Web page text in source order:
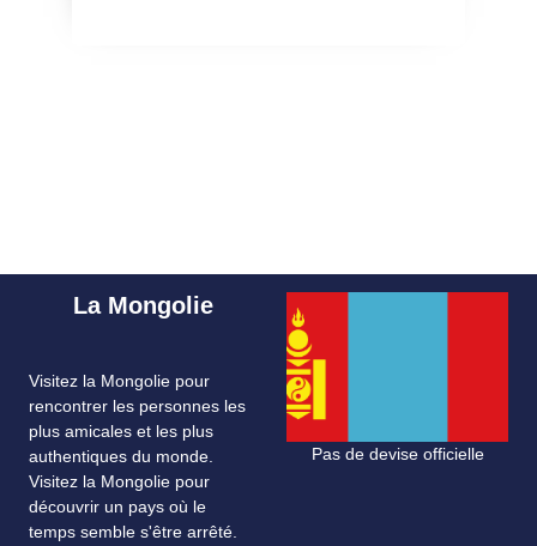
La Mongolie
Visitez la Mongolie pour
rencontrer les personnes les
plus amicales et les plus
authentiques du monde.
Visitez la Mongolie pour
découvrir un pays où le
temps semble s'être arrêté.
Pas de devise officielle